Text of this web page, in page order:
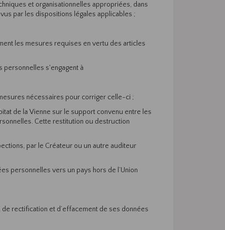
et organisationnelles appropriées, dans
par les dispositions légales applicables ;
les mesures requises en vertu des articles
personnelles s'engagent à
nécessaires pour corriger celle-ci ;
de la Vienne sur le support convenu entre les
Cette restitution ou destruction
par le Créateur ou un autre auditeur
personnelles vers un pays hors de l’Union
de rectification et d’effacement de ses données